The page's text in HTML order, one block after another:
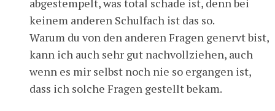
keinem anderen Schulfach ist das so.
Warum du von den anderen Fragen genervt bist,
kann ich auch sehr gut nachvollziehen, auch
wenn es mir selbst noch nie so ergangen ist,
dass ich solche Fragen gestellt bekam.